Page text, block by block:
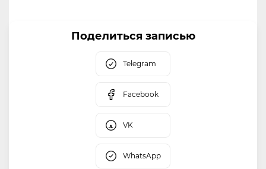
Поделиться записью
Telegram
Facebook
VK
WhatsApp